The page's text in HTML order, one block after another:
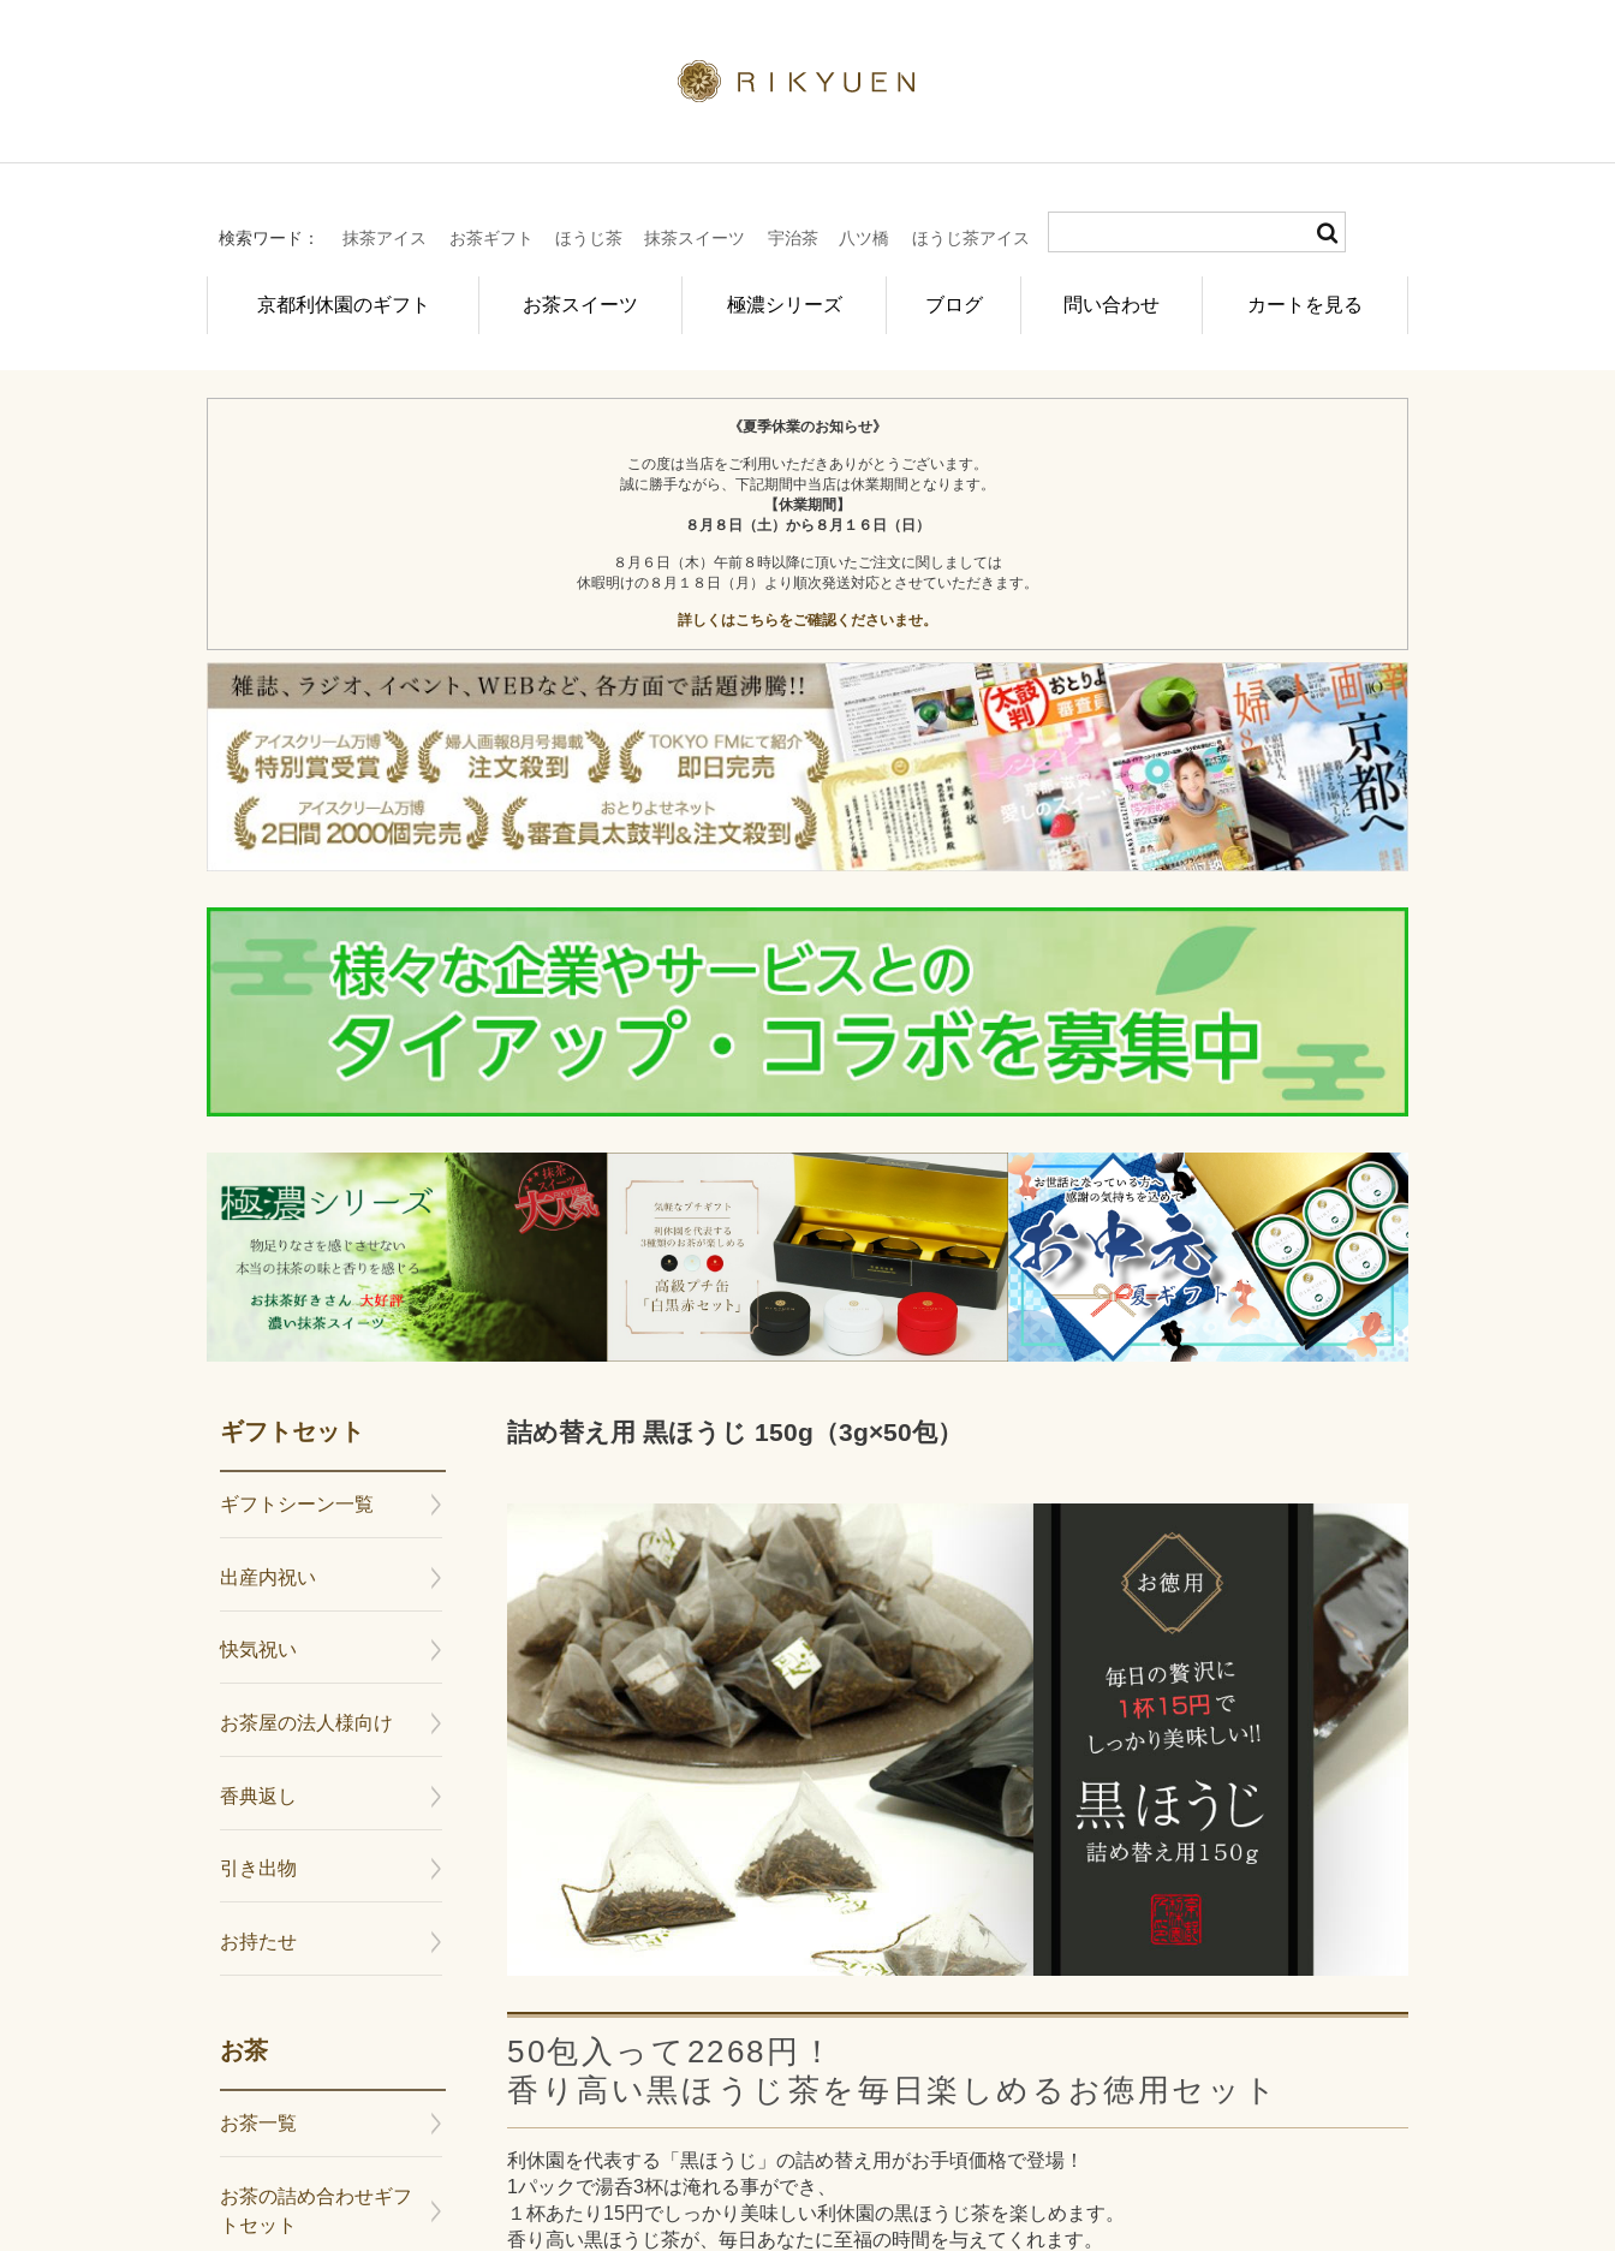
検索ワード： 抹茶アイス お茶ギフト ほうじ茶 抹茶スイーツ 宇治茶 八ツ橋 ほうじ茶アイス
京都利休園のギフト お茶スイーツ 極濃シリーズ ブログ 問い合わせ カートを見る
《夏季休業のお知らせ》
この度は当店をご利用いただきありがとうございます。
誠に勝手ながら、下記期間中当店は休業期間となります。
【休業期間】
８月８日（土）から８月１６日（日）
８月６日（木）午前８時以降に頂いたご注文に関しましては
休暇明けの８月１８日（月）より順次発送対応とさせていただきます。
詳しくはこちらをご確認くださいませ。
詰め替え用 黒ほうじ 150g（3g×50包）
50包入って2268円！
香り高い黒ほうじ茶を毎日楽しめるお徳用セット
利休園を代表する「黒ほうじ」の詰め替え用がお手頃価格で登場！
1パックで湯呑3杯は淹れる事ができ、
１杯あたり15円でしっかり美味しい利休園の黒ほうじ茶を楽しめます。
香り高い黒ほうじ茶が、毎日あなたに至福の時間を与えてくれます。
ギフトセット
ギフトシーン一覧
出産内祝い
快気祝い
お茶屋の法人様向け
香典返し
引き出物
お持たせ
お茶
お茶一覧
お茶の詰め合わせギフ
トセット